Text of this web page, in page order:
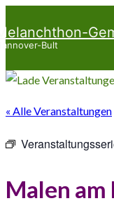
Zum
Bult
« Alle Veranstaltungen
Malen